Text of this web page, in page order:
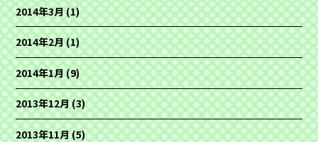
2014年3月(1)
2014年2月(1)
2014年1月(9)
2013年12月(3)
2013年11月(5)